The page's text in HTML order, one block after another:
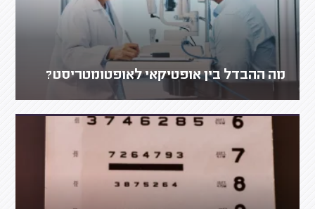
מה ההבדל בין אופטיקאי לאופטומטריסט?